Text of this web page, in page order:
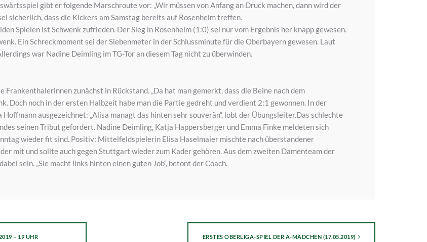
gibt er folgende Marschroute vor: „Wir müssen von Anfang an Druck machen, dann wird der
sicherlich, dass die Kickers am Samstag bereits auf Rosenheim treffen.
Spielen ist Schwenk zufrieden. Der Sieg in Rosenheim (1:0) sei nur vom Ergebnis her knapp gewesen.
Ein Schreckmoment sei der Siebenmeter in der Schlussminute für die Oberbayern gewesen. Laut
war Nadine Deimling im TG-Tor an diesem Tag nicht zu überwinden.
zunächst in Rückstand. „Da hat man gemerkt, dass die Beine nach dem
Doch noch in der ersten Halbzeit habe man die Partie gedreht und verdient 2:1 gewonnen. In der
ausgezeichnet: „Alisa managt das hinten sehr souverän“, lobt der Übungsleiter.Das schlechte
seinen Tribut gefordert. Nadine Deimling, Katja Happersberger und Emma Finke meldeten sich
wieder fit sind. Positiv: Mittelfeldspielerin Elisa Haselmaier mischte nach überstandener
mit und sollte auch gegen Stuttgart wieder zum Kader gehören. Aus dem zweiten Damenteam der
sein. „Sie macht links hinten einen guten Job“, betont der Coach.
– 19 UHR
ERSTES OBERLIGA-SPIEL DER A-MÄDCHEN (17.05.2019)